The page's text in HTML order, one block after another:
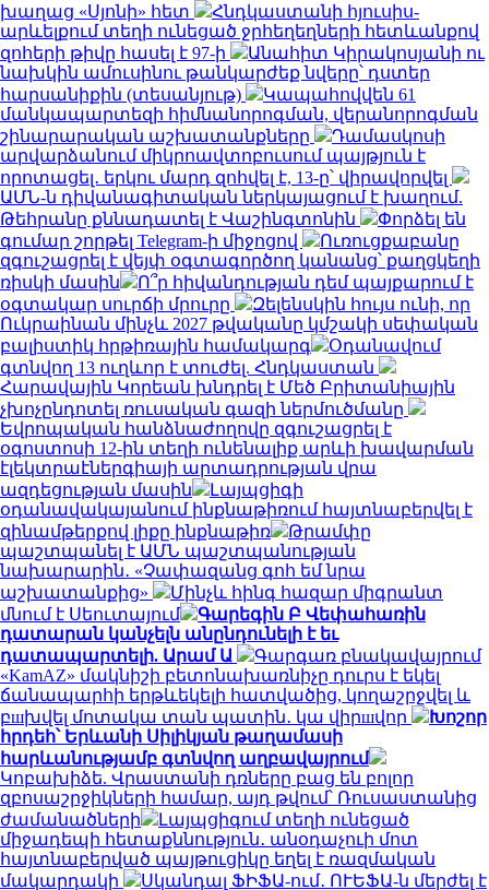
խաղաց «Սյոնի» հետ
Հնդկաստանի հյուսիս-
արևելքում տեղի ունեցած ջրհեղեղների հետևանքով
զոհերի թիվը հասել է 97-ի
Անահիտ Կիրակոսյանի ու
նախկին ամուսինու թանկարժեք նվերը՝ դստեր
հարսանիքին (տեսանյութ)
Կապահովվեն 61
մանկապարտեզի հիմնանորոգման, վերանորոգման
շինարարական աշխատանքները
Դամասկոսի
արվարձանում միկրոավտոբուսում պայթյուն է
որոտացել․ երկու մարդ զոհվել է, 13-ը՝ վիրավորվել
ԱՄՆ-ն դիվանագիտական ներկայացում է խաղում.
Թեհրանը քննադատել է Վաշինգտոնին
Փորձել են
գումար շորթել Telegram-ի միջոցով
Ուռուցքաբանը
զգուշացրել է վեյփ օգտագործող կանանց՝ քաղցկեղի
ռիսկի մասին
Ո՞ր հիվանդության դեմ պայքարում է
օգտակար սուրճի մրուրը
Զելենսկին հույս ունի, որ
Ուկրաինան մինչև 2027 թվականը կմշակի սեփական
բալիստիկ հրթիռային համակարգ
Օդանավում
գտնվող 13 ուղևոր է տուժել. Հնդկաստան
Հարավային Կորեան խնդրել է Մեծ Բրիտանիային
չխոչընդոտել ռուսական գազի ներմուծմանը
Եվրոպական հանձնաժողովը զգուշացրել է
օգոստոսի 12-ին տեղի ունենալիք արևի խավարման
էլեկտրաէներգիայի արտադրության վրա
ազդեցության մասին
Լայպցիգի
օդանավակայանում ինքնաթիռում հայտնաբերվել է
զինամթերքով լիքը ինքնաթիռ
Թրամփը
պաշտպանել է ԱՄՆ պաշտպանության
նախարարին․ «Չափազանց գոհ եմ նրա
աշխատանքից»
Մինչև հինգ հազար միգրանտ
մնում է Սեուտայում
Գարեգին Բ Վեփահառին
դատարան կանչելն անընդունելի է եւ
դատապարտելի. Արամ Ա
Գարգառ բնակավայրում
«KamAZ» մակնիշի բետոնախառնիչը դուրս է եկել
ճանապարհի երթևեկելի հատվածից, կողաշրջվել և
բшխվել մոտակա տան պատին․ կա վիրшվոր
Խոշոր
հրդեհ՝ Երևանի Սիլիկյան թաղամասի
հարևանությամբ գտնվող աղբավայրում
Կոբախիձե. Վրաստանի դռները բաց են բոլոր
զբոսաշրջիկների համար, այդ թվում՝ Ռուսաստանից
ժամանածների
Լայպցիգում տեղի ունեցած
միջադեպի հետաքննություն․ անօդաչուի մոտ
հայտնաբերված պայթուցիկը եղել է ռազմական
մակարդակի
Սկանդալ ՖԻՖԱ-ում․ ՈՒԵՖԱ-ն մերժել է